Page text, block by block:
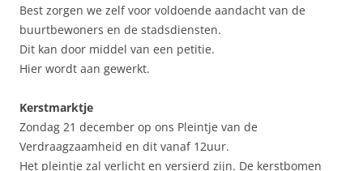
Best zorgen we zelf voor voldoende aandacht van de
buurtbewoners en de stadsdiensten.
Dit kan door middel van een petitie.
Hier wordt aan gewerkt.
Kerstmarktje
Zondag 21 december op ons Pleintje van de
Verdraagzaamheid en dit vanaf 12uur.
Het pleintje zal verlicht en versierd zijn. De kerstbomen